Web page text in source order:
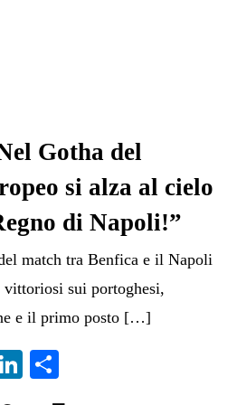
Gotha del
si alza al cielo
di Napoli!”
match tra Benfica e il Napoli
sui portoghesi,
e il primo posto […]
Te
Li